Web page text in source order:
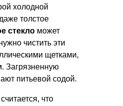
холодной
толстое
стекло может
чистить эти
щетками,
Загрязненную
питьевой содой.
что